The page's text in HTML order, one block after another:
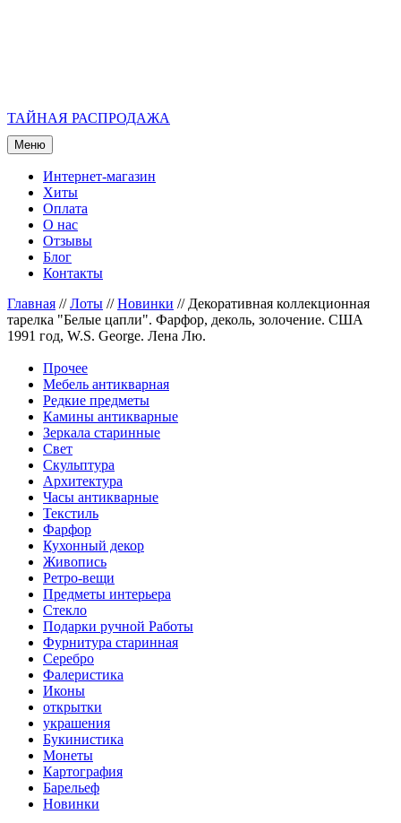
ТАЙНАЯ РАСПРОДАЖА
Меню
Интернет-магазин
Хиты
Оплата
О нас
Отзывы
Блог
Контакты
Главная //Лоты //Новинки // Декоративная коллекционная
тарелка "Белые цапли". Фарфор, деколь, золочение. США
1991 год, W.S. George. Лена Лю.
Прочее
Мебель антикварная
Редкие предметы
Камины антикварные
Зеркала старинные
Свет
Скульптура
Архитектура
Часы антикварные
Текстиль
Фарфор
Кухонный декор
Живопись
Ретро-вещи
Предметы интерьера
Стекло
Подарки ручной Работы
Фурнитура старинная
Серебро
Фалеристика
Иконы
открытки
украшения
Букинистика
Монеты
Картография
Барельеф
Новинки